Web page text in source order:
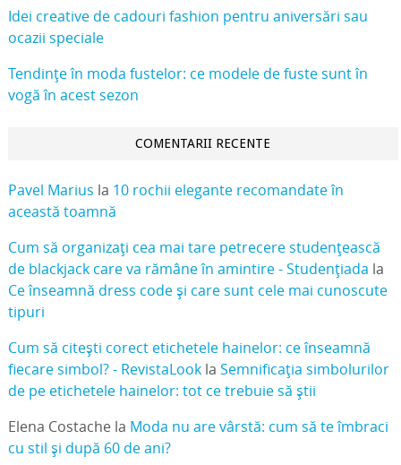
Idei creative de cadouri fashion pentru aniversări sau
ocazii speciale
Tendințe în moda fustelor: ce modele de fuste sunt în
vogă în acest sezon
COMENTARII RECENTE
Pavel Marius la 10 rochii elegante recomandate în
această toamnă
Cum să organizați cea mai tare petrecere studențească
de blackjack care va rămâne în amintire - Studențiada la
Ce înseamnă dress code și care sunt cele mai cunoscute
tipuri
Cum să citești corect etichetele hainelor: ce înseamnă
fiecare simbol? - RevistaLookla Semnificația simbolurilor
de pe etichetele hainelor: tot ce trebuie să știi
Elena Costachela Moda nu are vârstă: cum să te îmbraci
cu stil și după 60 de ani?